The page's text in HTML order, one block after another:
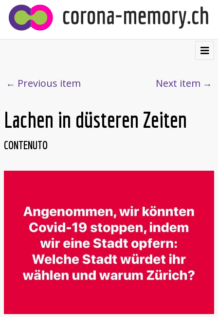
Visualizzazioni
Cartolina postale
Deutsch
Previous item Next item
Lachen in düsteren Zeiten
CONTENUTO